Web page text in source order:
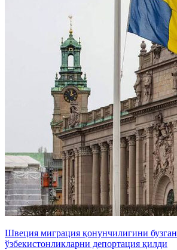
Швеция миграция қонунчилигини бузган
ўзбекистонликларни депортация қилди